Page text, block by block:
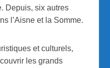
Depuis, six autres
l’Aisne et la Somme.
et culturels,
les grands